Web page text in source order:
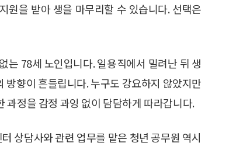
원을 받아 생을 마무리할 수 있습니다. 선택은
78세 노인입니다. 일용직에서 밀려난 뒤 생
향이 흔들립니다. 누구도 강요하지 않았지만
과정을 감정 과잉 없이 담담하게 따라갑니다.
상담사와 관련 업무를 맡은 청년 공무원 역시